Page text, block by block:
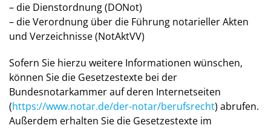
– die Dienstordnung (DONot)
– die Verordnung über die Führung notarieller Akten
und Verzeichnisse (NotAktVV)
Sofern Sie hierzu weitere Informationen wünschen,
können Sie die Gesetzestexte bei der
Bundesnotarkammer auf deren Internetseiten
(https://www.notar.de/der-notar/berufsrecht) abrufen.
Außerdem erhalten Sie die Gesetzestexte im